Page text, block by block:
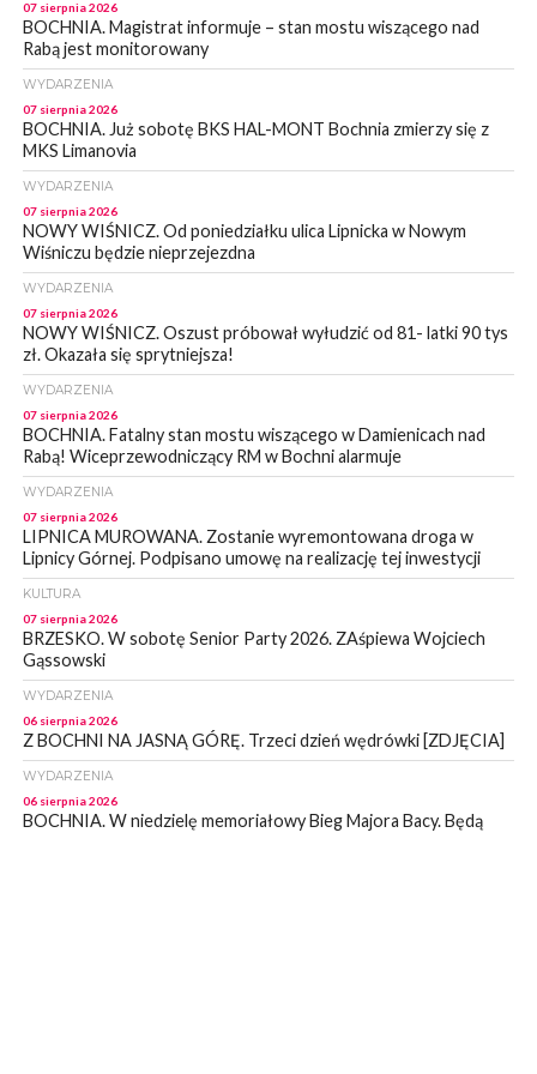
07 sierpnia 2026
BOCHNIA. Magistrat informuje – stan mostu wiszącego nad
Rabą jest monitorowany
WYDARZENIA
07 sierpnia 2026
BOCHNIA. Już sobotę BKS HAL-MONT Bochnia zmierzy się z
MKS Limanovia
WYDARZENIA
07 sierpnia 2026
NOWY WIŚNICZ. Od poniedziałku ulica Lipnicka w Nowym
Wiśniczu będzie nieprzejezdna
WYDARZENIA
07 sierpnia 2026
NOWY WIŚNICZ. Oszust próbował wyłudzić od 81- latki 90 tys
zł. Okazała się sprytniejsza!
WYDARZENIA
07 sierpnia 2026
BOCHNIA. Fatalny stan mostu wiszącego w Damienicach nad
Rabą! Wiceprzewodniczący RM w Bochni alarmuje
WYDARZENIA
07 sierpnia 2026
LIPNICA MUROWANA. Zostanie wyremontowana droga w
Lipnicy Górnej. Podpisano umowę na realizację tej inwestycji
KULTURA
07 sierpnia 2026
BRZESKO. W sobotę Senior Party 2026. ZAśpiewa Wojciech
Gąssowski
WYDARZENIA
06 sierpnia 2026
Z BOCHNI NA JASNĄ GÓRĘ. Trzeci dzień wędrówki [ZDJĘCIA]
WYDARZENIA
06 sierpnia 2026
BOCHNIA. W niedzielę memoriałowy Bieg Majora Bacy. Będą